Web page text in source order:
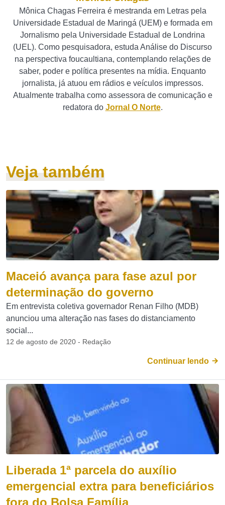
Mônica Chagas Ferreira é mestranda em Letras pela
Universidade Estadual de Maringá (UEM) e formada em
Jornalismo pela Universidade Estadual de Londrina
(UEL). Como pesquisadora, estuda Análise do Discurso
na perspectiva foucaultiana, contemplando relações de
saber, poder e política presentes na mídia. Enquanto
jornalista, já atuou em rádios e veículos impressos.
Atualmente trabalha como assessora de comunicação e
redatora do Jornal O Norte.
Veja também
Maceió avança para fase azul por
determinação do governo
Em entrevista coletiva governador Renan Filho (MDB)
anunciou uma alteração nas fases do distanciamento
social...
12 de agosto de 2020 - Redação
Continuar lendo
Liberada 1ª parcela do auxílio
emergencial extra para beneficiários
fora do Bolsa Família